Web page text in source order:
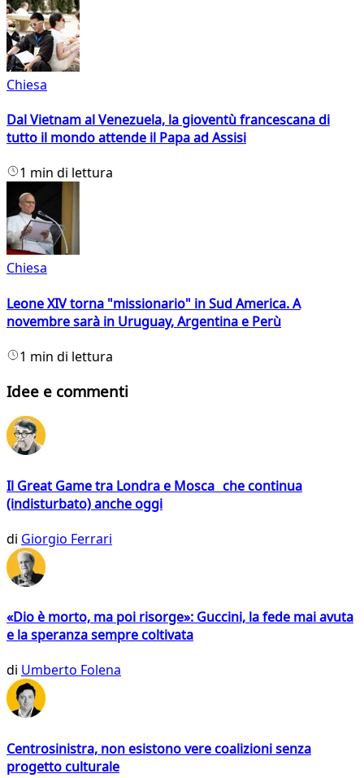
Chiesa
Dal Vietnam al Venezuela, la gioventù francescana di
tutto il mondo attende il Papa ad Assisi
1 min di lettura
Chiesa
Leone XIV torna "missionario" in Sud America. A
novembre sarà in Uruguay, Argentina e Perù
1 min di lettura
Idee e commenti
Il Great Game tra Londra e Mosca che continua
(indisturbato) anche oggi
di Giorgio Ferrari
«Dio è morto, ma poi risorge»: Guccini, la fede mai avuta
e la speranza sempre coltivata
di Umberto Folena
Centrosinistra, non esistono vere coalizioni senza
progetto culturale